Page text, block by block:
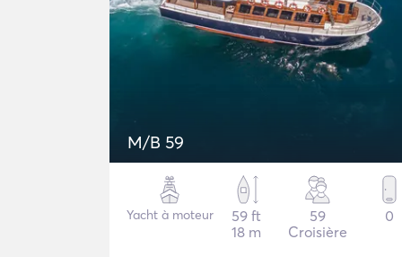
M/B 59
Yacht à moteur
59 ft
18 m
59
Croisière
0